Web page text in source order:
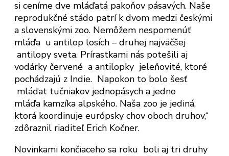
si ceníme dve mláďatá pakoňov pásavých. Naše
reprodukčné stádo patrí k dvom medzi českými
a slovenskými zoo. Nemôžem nespomenúť
mláďa u antilop losích – druhej najväčšej
antilopy sveta. Prírastkami nás potešili aj
vodárky červené a antilopky jeleňovité, ktoré
pochádzajú z Indie. Napokon to bolo šesť
mláďat tučniakov jednopásych a jedno
mláďa kamzíka alpského. Naša zoo je jediná,
ktorá koordinuje európsky chov oboch druhov,“
zdôraznil riaditeľ Erich Kočner.
Novinkami končiaceho sa roku boli aj tri druhy